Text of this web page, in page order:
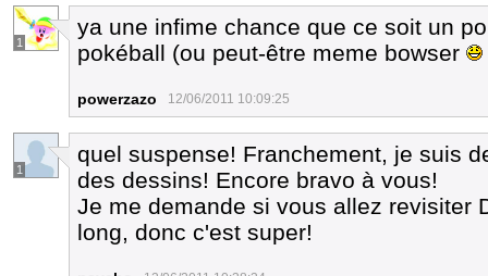
1
ya une infime chance que ce soit un
pokéball (ou peut-être meme bowser
powerzazo 12/06/2011 10:09:25
1
quel suspense! Franchement, je suis
des dessins! Encore bravo à vous!
Je me demande si vous allez revisiter
long, donc c'est super!